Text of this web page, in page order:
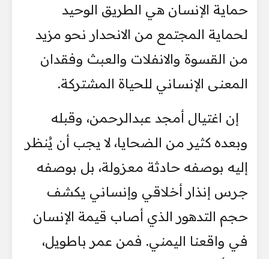
حماية الإنسان هي الطريق الوحيد
لحماية المجتمع من الانحدار نحو مزيد
من القسوة والانفلات والعبث وفقدان
المعنى الإنساني للحياة المشتركة.
إن اغتيال أمجد عبدالرحمن، وقبله
وبعده كثير من الضحايا، لا يجب أن يُنظر
إليه بوصفه حادثة معزولة، بل بوصفه
جرس إنذار أخلاقي وإنساني يكشف
حجم التدهور الذي أصاب قيمة الإنسان
في واقعنا اليمني. فمن عمر باطويل،